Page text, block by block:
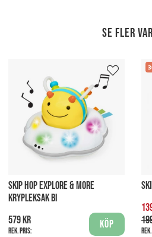
Se fler
SKIP HOP EXPLORE & MORE
KRYPLEKSAK BI
579 kr
Rek. pris:
Köp